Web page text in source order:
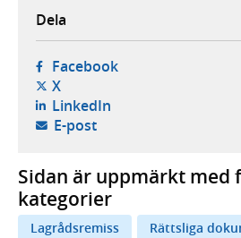
Dela
Facebook- öppnas i ny flik,
X- öppnas i ny flik, extern
LinkedIn- öppnas i ny flik,
E-post- öppnar din e-
Sidan är uppmärkt med
kategorier
Lagrådsremiss
Rättsliga